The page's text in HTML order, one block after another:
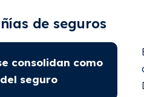
de seguros
consolidan como
seguro